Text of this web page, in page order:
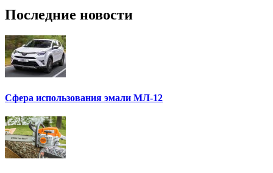
Последние новости
Сфера использования эмали МЛ-12